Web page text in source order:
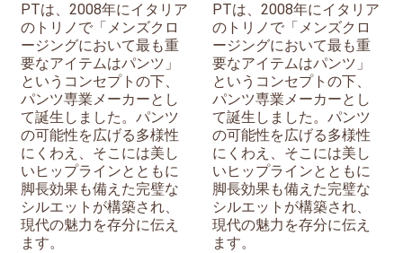
PTは、2008年にイタリア
のトリノで「メンズクロ
ージングにおいて最も重
要なアイテムはパンツ」
というコンセプトの下、
パンツ専業メーカーとし
て誕生しました。パンツ
の可能性を広げる多様性
にくわえ、そこには美し
いヒップラインとともに
脚長効果も備えた完璧な
シルエットが構築され、
現代の魅力を存分に伝え
ます。
PTは、2008年にイタリア
のトリノで「メンズクロ
ージングにおいて最も重
要なアイテムはパンツ」
というコンセプトの下、
パンツ専業メーカーとし
て誕生しました。パンツ
の可能性を広げる多様性
にくわえ、そこには美し
いヒップラインとともに
脚長効果も備えた完璧な
シルエットが構築され、
現代の魅力を存分に伝え
ます。